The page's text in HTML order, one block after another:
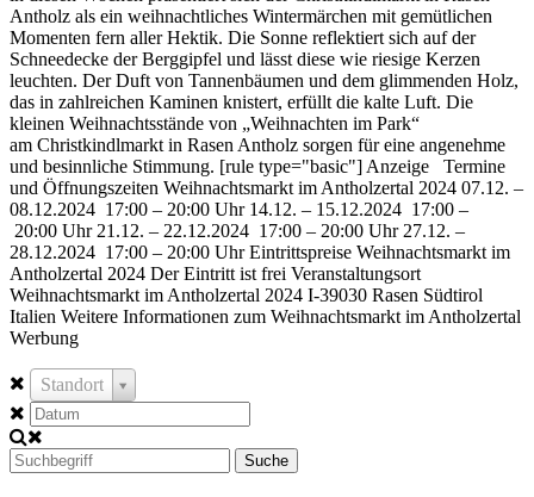
Antholz als ein weihnachtliches Wintermärchen mit gemütlichen
Momenten fern aller Hektik. Die Sonne reflektiert sich auf der
Schneedecke der Berggipfel und lässt diese wie riesige Kerzen
leuchten. Der Duft von Tannenbäumen und dem glimmenden Holz,
das in zahlreichen Kaminen knistert, erfüllt die kalte Luft. Die
kleinen Weihnachtsstände von „Weihnachten im Park“
am Christkindlmarkt in Rasen Antholz sorgen für eine angenehme
und besinnliche Stimmung. [rule type="basic"] Anzeige Termine
und Öffnungszeiten Weihnachtsmarkt im Antholzertal 2024 07.12. –
08.12.2024 17:00 – 20:00 Uhr 14.12. – 15.12.2024 17:00 –
20:00 Uhr 21.12. – 22.12.2024 17:00 – 20:00 Uhr 27.12. –
28.12.2024 17:00 – 20:00 Uhr Eintrittspreise Weihnachtsmarkt im
Antholzertal 2024 Der Eintritt ist frei Veranstaltungsort
Weihnachtsmarkt im Antholzertal 2024 I-39030 Rasen Südtirol
Italien Weitere Informationen zum Weihnachtsmarkt im Antholzertal
Werbung
Standort
Suche